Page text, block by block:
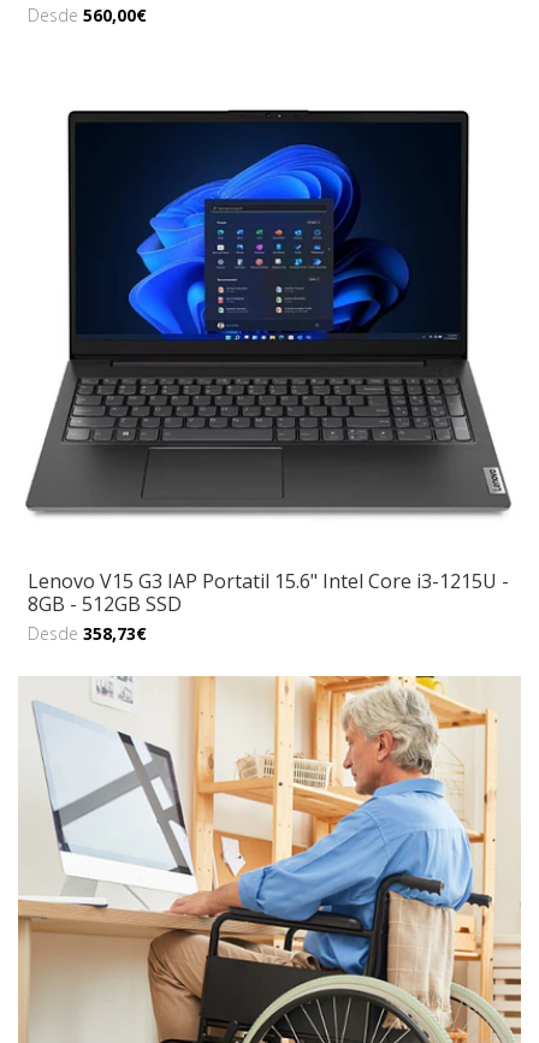
Desde 560,00€
Lenovo V15 G3 IAP Portatil 15.6" Intel Core i3-1215U -
8GB - 512GB SSD
Desde 358,73€